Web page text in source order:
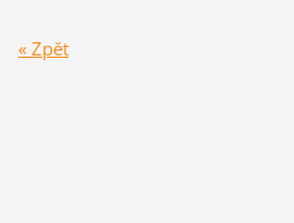
« Zpět